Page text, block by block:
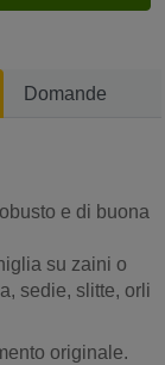
Domande
e di buona
su zaini o
sedie, slitte, orli
originale.